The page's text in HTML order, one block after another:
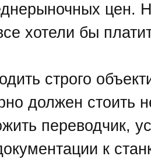
цен.
хотели бы
строго
должен стоить
переводчик,
к